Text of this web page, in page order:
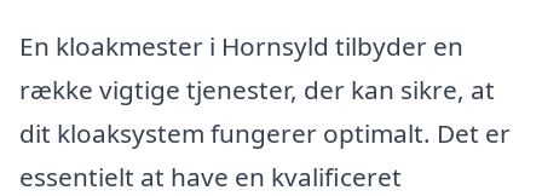
En kloakmester i Hornsyld tilbyder en
række vigtige tjenester, der kan sikre, at
dit kloaksystem fungerer optimalt. Det er
essentielt at have en kvalificeret